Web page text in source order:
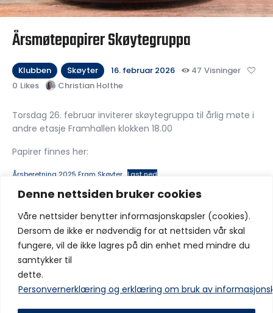
Denne nettsiden bruker cookies
Våre nettsider benytter informasjonskapsler (cookies).
Dersom de ikke er nødvendig for at nettsiden vår skal
fungere, vil de ikke lagres på din enhet med mindre du
samtykker til
dette.
Personvernerklæring og erklæring om bruk av
Årsmøtepapirer Skøytegruppa
Klubben Skøyter 16. februar 2026 47 Visninger
0 Likes Christian Holthe
Torsdag 26. februar inviterer skøytegruppa til årlig møte i
andre etasje Framhallen klokken 18.00
Papirer finnes her:
Årsberetning 2025 Fram Skøyter Last ned
Del:
Forrige innlegg
Årsmøtepapirer Sigurd (19) valgte Fram: –